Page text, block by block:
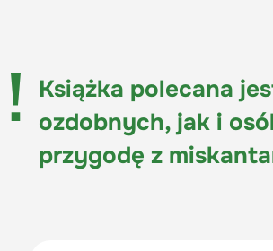
Książka polecana
ozdobnych, jak i
przygodę z